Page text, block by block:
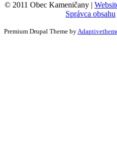
© 2011 Obec Kameničany |
Správca obsahu
Premium Drupal Theme by